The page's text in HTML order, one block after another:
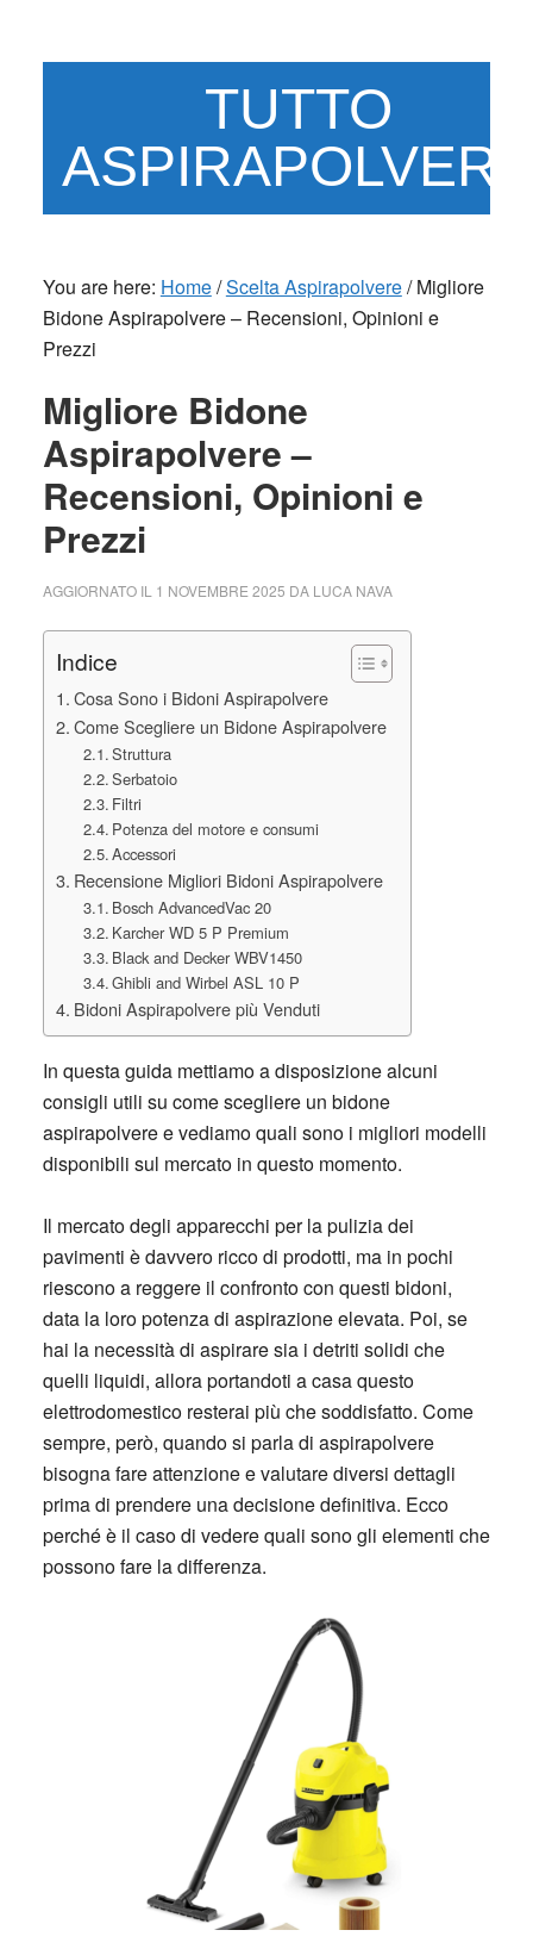
TUTTO
You are here: Home/Scelta Aspirapolvere/Migliore
Bidone Aspirapolvere – Recensioni, Opinioni e
Prezzi
Migliore Bidone
Aspirapolvere –
Recensioni, Opinioni e
Prezzi
AGGIORNATO IL 1 NOVEMBRE 2025 DA LUCA NAVA
Indice
Cosa Sono i Bidoni Aspirapolvere
Come Scegliere un Bidone Aspirapolvere
Struttura
Serbatoio
Filtri
Potenza del motore e consumi
Accessori
Recensione Migliori Bidoni Aspirapolvere
Bosch AdvancedVac 20
Karcher WD 5 P Premium
Black and Decker WBV1450
Ghibli and Wirbel ASL 10 P
Bidoni Aspirapolvere più Venduti
In questa guida mettiamo a disposizione alcuni
consigli utili su come scegliere un bidone
aspirapolvere e vediamo quali sono i migliori modelli
disponibili sul mercato in questo momento.
Il mercato degli apparecchi per la pulizia dei
pavimenti è davvero ricco di prodotti, ma in pochi
riescono a reggere il confronto con questi bidoni,
data la loro potenza di aspirazione elevata. Poi, se
hai la necessità di aspirare sia i detriti solidi che
quelli liquidi, allora portandoti a casa questo
elettrodomestico resterai più che soddisfatto. Come
sempre, però, quando si parla di aspirapolvere
bisogna fare attenzione e valutare diversi dettagli
prima di prendere una decisione definitiva. Ecco
perché è il caso di vedere quali sono gli elementi che
possono fare la differenza.